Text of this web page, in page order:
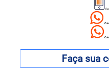
Faça sua